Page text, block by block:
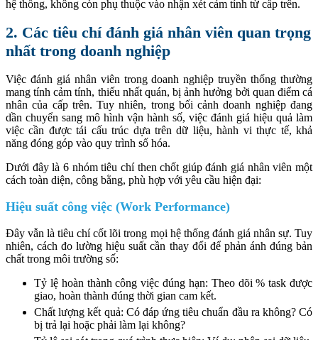
hệ thống, không còn phụ thuộc vào nhận xét cảm tính từ cấp trên.
2. Các tiêu chí đánh giá nhân viên quan trọng
nhất trong doanh nghiệp
Việc đánh giá nhân viên trong doanh nghiệp truyền thống thường
mang tính cảm tính, thiếu nhất quán, bị ảnh hưởng bởi quan điểm cá
nhân của cấp trên. Tuy nhiên, trong bối cảnh doanh nghiệp đang
dần chuyển sang mô hình vận hành số, việc đánh giá hiệu quả làm
việc cần được tái cấu trúc dựa trên dữ liệu, hành vi thực tế, khả
năng đóng góp vào quy trình số hóa.
Dưới đây là 6 nhóm tiêu chí then chốt giúp đánh giá nhân viên một
cách toàn diện, công bằng, phù hợp với yêu cầu hiện đại:
Hiệu suất công việc (Work Performance)
Đây vẫn là tiêu chí cốt lõi trong mọi hệ thống đánh giá nhân sự. Tuy
nhiên, cách đo lường hiệu suất cần thay đổi để phản ánh đúng bản
chất trong môi trường số:
Tỷ lệ hoàn thành công việc đúng hạn: Theo dõi % task được
giao, hoàn thành đúng thời gian cam kết.
Chất lượng kết quả: Có đáp ứng tiêu chuẩn đầu ra không? Có
bị trả lại hoặc phải làm lại không?